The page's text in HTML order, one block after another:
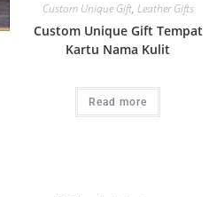
Custom Unique Gift, Leather Gifts
Custom Unique Gift Tempat
Kartu Nama Kulit
Read more